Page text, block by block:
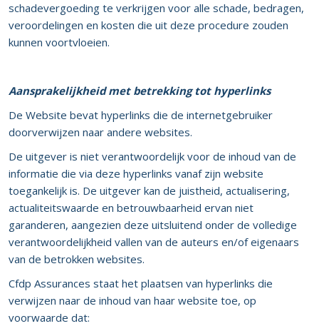
schadevergoeding te verkrijgen voor alle schade, bedragen,
veroordelingen en kosten die uit deze procedure zouden
kunnen voortvloeien.
Aansprakelijkheid met betrekking tot hyperlinks
De Website bevat hyperlinks die de internetgebruiker
doorverwijzen naar andere websites.
De uitgever is niet verantwoordelijk voor de inhoud van de
informatie die via deze hyperlinks vanaf zijn website
toegankelijk is. De uitgever kan de juistheid, actualisering,
actualiteitswaarde en betrouwbaarheid ervan niet
garanderen, aangezien deze uitsluitend onder de volledige
verantwoordelijkheid vallen van de auteurs en/of eigenaars
van de betrokken websites.
Cfdp Assurances staat het plaatsen van hyperlinks die
verwijzen naar de inhoud van haar website toe, op
voorwaarde dat: